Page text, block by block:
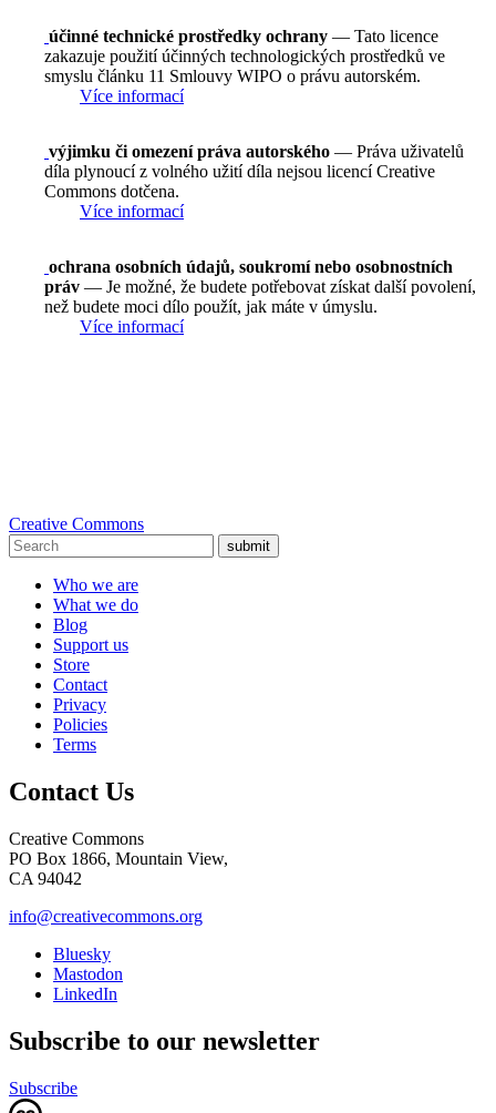
účinné technické prostředky ochrany — Tato licence
zakazuje použití účinných technologických prostředků ve
smyslu článku 11 Smlouvy WIPO o právu autorském.
Více informací
výjimku či omezení práva autorského — Práva uživatelů
díla plynoucí z volného užití díla nejsou licencí Creative
Commons dotčena.
Více informací
ochrana osobních údajů, soukromí nebo osobnostních
práv — Je možné, že budete potřebovat získat další povolení,
než budete moci dílo použít, jak máte v úmyslu.
Více informací
Creative Commons
submit
Who we are
What we do
Blog
Support us
Store
Contact
Privacy
Policies
Terms
Contact Us
Creative Commons
PO Box 1866, Mountain View,
CA 94042
info@creativecommons.org
Bluesky
Mastodon
LinkedIn
Subscribe to our newsletter
Subscribe